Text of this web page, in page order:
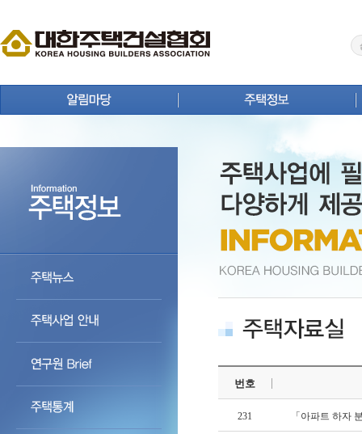
회원사 동정
상생 협력 마당
주택사업 안내
연구원 Brief
주택통계
주택등록업체 검색
주택자료실
번호
231 「아파트 하자